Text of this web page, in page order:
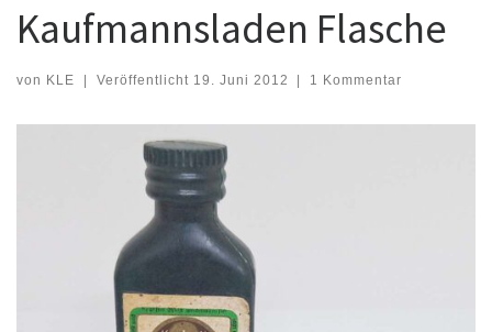
Kaufmannsladen Flasche
von KLE Veröffentlicht 19. Juni 2012 1 Kommentar